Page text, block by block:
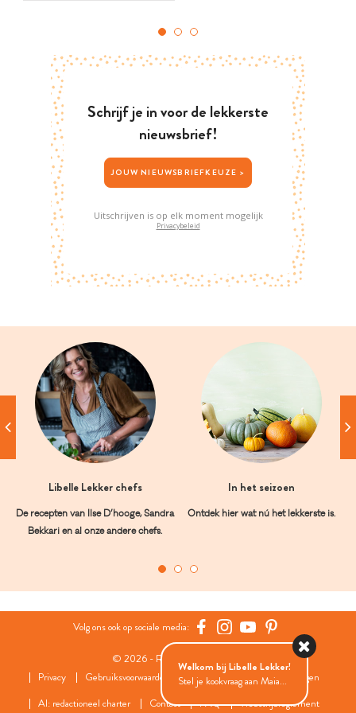
Schrijf je in voor de lekkerste
nieuwsbrief!
JOUW NIEUWSBRIEFKEUZE >
Uitschrijven is op elk moment mogelijk
Privacybeleid
Libelle Lekker chefs
De recepten van Ilse D’hooge, Sandra
Bekkari en al onze andere chefs.
In het seizoen
Ontdek hier wat nú het lekkerste is.
Volg ons ook op sociale media:
© 2026 - Roularta Media Group
Privacy
Gebruiksvoorwaarden Cookies
Cookies instellingen
AI: redactioneel charter
Contact FAQ Wedstrijdreglement
Welkom bij Libelle Lekker!
Stel je kookvraag aan Maia...